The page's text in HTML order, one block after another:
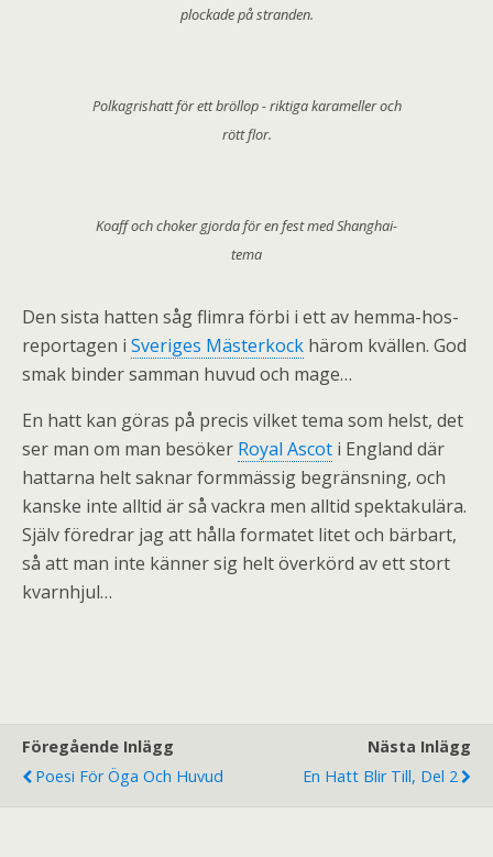
plockade på stranden.
Polkagrishatt för ett bröllop - riktiga karameller och
rött flor.
Koaff och choker gjorda för en fest med Shanghai-
tema
Den sista hatten såg flimra förbi i ett av hemma-hos-
reportagen i Sveriges Mästerkock härom kvällen. God
smak binder samman huvud och mage…
En hatt kan göras på precis vilket tema som helst, det
ser man om man besöker Royal Ascot i England där
hattarna helt saknar formmässig begränsning, och
kanske inte alltid är så vackra men alltid spektakulära.
Själv föredrar jag att hålla formatet litet och bärbart,
så att man inte känner sig helt överkörd av ett stort
kvarnhjul…
Föregående Inlägg
Poesi För Öga Och Huvud
Nästa Inlägg
En Hatt Blir Till, Del 2